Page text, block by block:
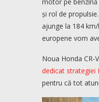
și rol de
ajunge la 184
europene vom
Noua Honda CR-
dedicat strategiei
pentru că tot